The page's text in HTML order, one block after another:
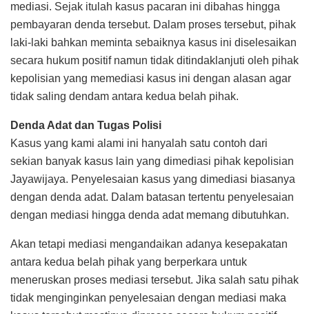
mediasi. Sejak itulah kasus pacaran ini dibahas hingga
pembayaran denda tersebut. Dalam proses tersebut, pihak
laki-laki bahkan meminta sebaiknya kasus ini diselesaikan
secara hukum positif namun tidak ditindaklanjuti oleh pihak
kepolisian yang memediasi kasus ini dengan alasan agar
tidak saling dendam antara kedua belah pihak.
Denda Adat dan Tugas Polisi
Kasus yang kami alami ini hanyalah satu contoh dari
sekian banyak kasus lain yang dimediasi pihak kepolisian
Jayawijaya. Penyelesaian kasus yang dimediasi biasanya
dengan denda adat. Dalam batasan tertentu penyelesaian
dengan mediasi hingga denda adat memang dibutuhkan.
Akan tetapi mediasi mengandaikan adanya kesepakatan
antara kedua belah pihak yang berperkara untuk
meneruskan proses mediasi tersebut. Jika salah satu pihak
tidak menginginkan penyelesaian dengan mediasi maka